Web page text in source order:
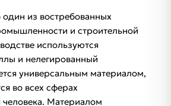
один из востребованных
и строительной
используются
и нелегированный
универсальным материалом,
во всех сферах
Материалом